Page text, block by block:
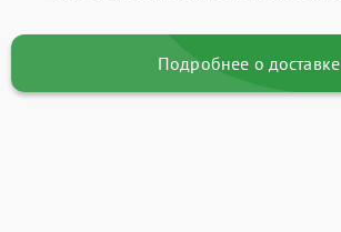
Подробнее о доставке